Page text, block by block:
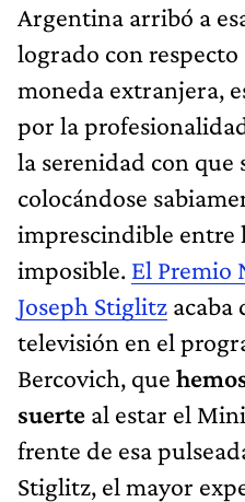
Argentina arribó a
logrado con
moneda extranjera,
por la
la serenidad con que
colocándose
imprescindible entre
imposible. El Premio
Joseph Stiglitz acaba
televisión en el
Bercovich, que
suerte al estar el
frente de esa
Stiglitz, el mayor